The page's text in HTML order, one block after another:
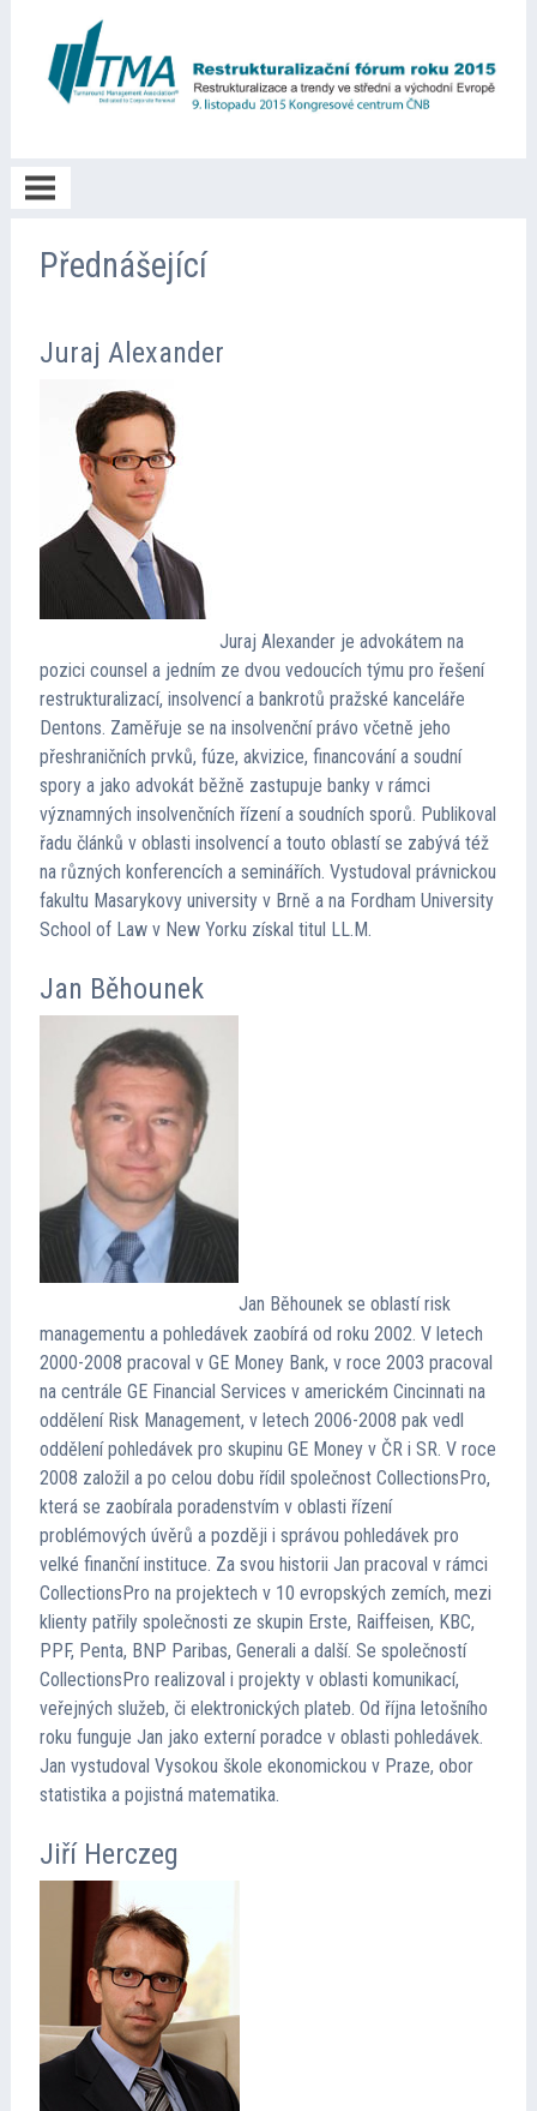
O akci
Prezentace
Fotogalerie
Informace
Přednášející
Kontakt
Přednášející
Juraj Alexander
Juraj Alexander je advokátem na
pozici counsel a jedním ze dvou vedoucích týmu pro řešení
restrukturalizací, insolvencí a bankrotů pražské kanceláře
Dentons. Zaměřuje se na insolvenční právo včetně jeho
přeshraničních prvků, fúze, akvizice, financování a soudní
spory a jako advokát běžně zastupuje banky v rámci
významných insolvenčních řízení a soudních sporů. Publikoval
řadu článků v oblasti insolvencí a touto oblastí se zabývá též
na různých konferencích a seminářích. Vystudoval právnickou
fakultu Masarykovy university v Brně a na Fordham University
School of Law v New Yorku získal titul LL.M.
Jan Běhounek
Jan Běhounek se oblastí risk
managementu a pohledávek zaobírá od roku 2002. V letech
2000-2008 pracoval v GE Money Bank, v roce 2003 pracoval
na centrále GE Financial Services v americkém Cincinnati na
oddělení Risk Management, v letech 2006-2008 pak vedl
oddělení pohledávek pro skupinu GE Money v ČR i SR. V roce
2008 založil a po celou dobu řídil společnost CollectionsPro,
která se zaobírala poradenstvím v oblasti řízení
problémových úvěrů a později i správou pohledávek pro
velké finanční instituce. Za svou historii Jan pracoval v rámci
CollectionsPro na projektech v 10 evropských zemích, mezi
klienty patřily společnosti ze skupin Erste, Raiffeisen, KBC,
PPF, Penta, BNP Paribas, Generali a další. Se společností
CollectionsPro realizoval i projekty v oblasti komunikací,
veřejných služeb, či elektronických plateb. Od října letošního
roku funguje Jan jako externí poradce v oblasti pohledávek.
Jan vystudoval Vysokou škole ekonomickou v Praze, obor
statistika a pojistná matematika.
Jiří Herczeg